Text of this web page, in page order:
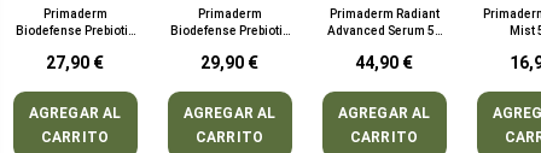
Primaderm
Biodefense Prebiotic
27,90 €
AGREGAR AL
CARRITO
Primaderm
Biodefense Prebiotic
Grasa 50 ml
29,90 €
AGREGAR AL
CARRITO
Primaderm Radiant
Advanced Serum 50
44,90 €
AGREGAR AL
CARRITO
Mist